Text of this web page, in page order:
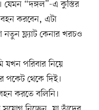
যেমন “দঙ্গল”-এ কুস্তির
বহন করবেন, এটা
ফ্ল্যাট কেনার খরচও
পরিবার নিয়ে
থেকে দিই।
করতে বলিনি।